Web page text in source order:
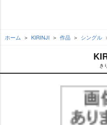
ホーム KIRINJI 作品 シングル
き